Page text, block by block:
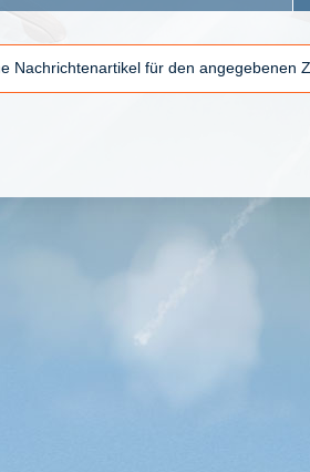
Nachrichtenartikel für den angegebenen